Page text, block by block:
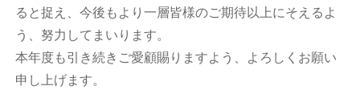
ると捉え、今後もより一層皆様のご期待以上にそえるよ
う、努力してまいります。
本年度も引き続きご愛顧賜りますよう、よろしくお願い
申し上げます。